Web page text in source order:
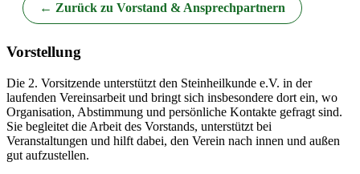
← Zurück zu Vorstand & Ansprechpartnern
Vorstellung
Die 2. Vorsitzende unterstützt den Steinheilkunde e.V. in der
laufenden Vereinsarbeit und bringt sich insbesondere dort ein, wo
Organisation, Abstimmung und persönliche Kontakte gefragt sind.
Sie begleitet die Arbeit des Vorstands, unterstützt bei
Veranstaltungen und hilft dabei, den Verein nach innen und außen
gut aufzustellen.